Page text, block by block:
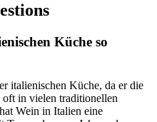
Küche so
italienischen Küche, da er die
in vielen traditionellen
Wein in Italien eine